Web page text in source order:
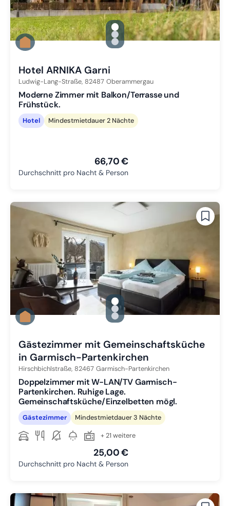
gallery.slide_selector
Zu Slide 1 wechseln
Zu Slide 2 wechseln
Zu Slide 3 wechseln
Hotel ARNIKA Garni
Ludwig-Lang-Straße, 82487 Oberammergau
Moderne Zimmer mit Balkon/Terrasse und
Frühstück.
Hotel Mindestmietdauer 2 Nächte
66,70 €
Durchschnitt pro Nacht & Person
gallery.slide_selector
Zu Slide 1 wechseln
Zu Slide 2 wechseln
Zu Slide 3 wechseln
Gästezimmer mit Gemeinschaftsküche
in Garmisch-Partenkirchen
Hirschbichlstraße, 82467 Garmisch-Partenkirchen
Doppelzimmer mit W-LAN/TV Garmisch-
Partenkirchen. Ruhige Lage.
Gemeinschaftsküche/Einzelbetten mögl.
Gästezimmer Mindestmietdauer 3 Nächte
+ 21 weitere
25,00 €
Durchschnitt pro Nacht & Person